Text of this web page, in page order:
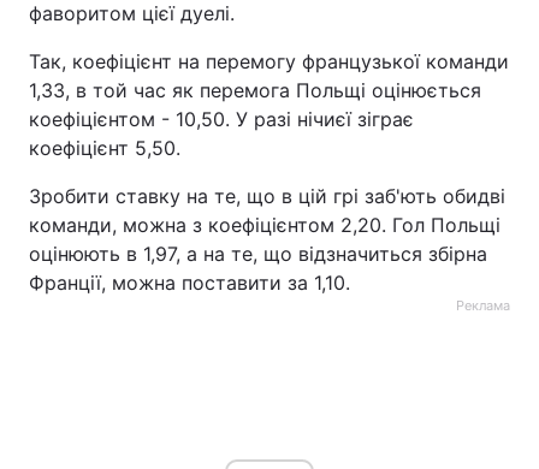
фаворитом цієї дуелі.
Так, коефіцієнт на перемогу французької команди
1,33, в той час як перемога Польщі оцінюється
коефіцієнтом - 10,50. У разі нічиєї зіграє
коефіцієнт 5,50.
Зробити ставку на те, що в цій грі заб'ють обидві
команди, можна з коефіцієнтом 2,20. Гол Польщі
оцінюють в 1,97, а на те, що відзначиться збірна
Франції, можна поставити за 1,10.
Реклама